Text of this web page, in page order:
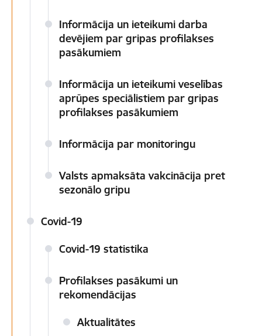
Informācija un ieteikumi darba
devējiem par gripas profilakses
pasākumiem
Informācija un ieteikumi veselības
aprūpes speciālistiem par gripas
profilakses pasākumiem
Informācija par monitoringu
Valsts apmaksāta vakcinācija pret
sezonālo gripu
Covid-19
Covid-19 statistika
Profilakses pasākumi un
rekomendācijas
Aktualitātes